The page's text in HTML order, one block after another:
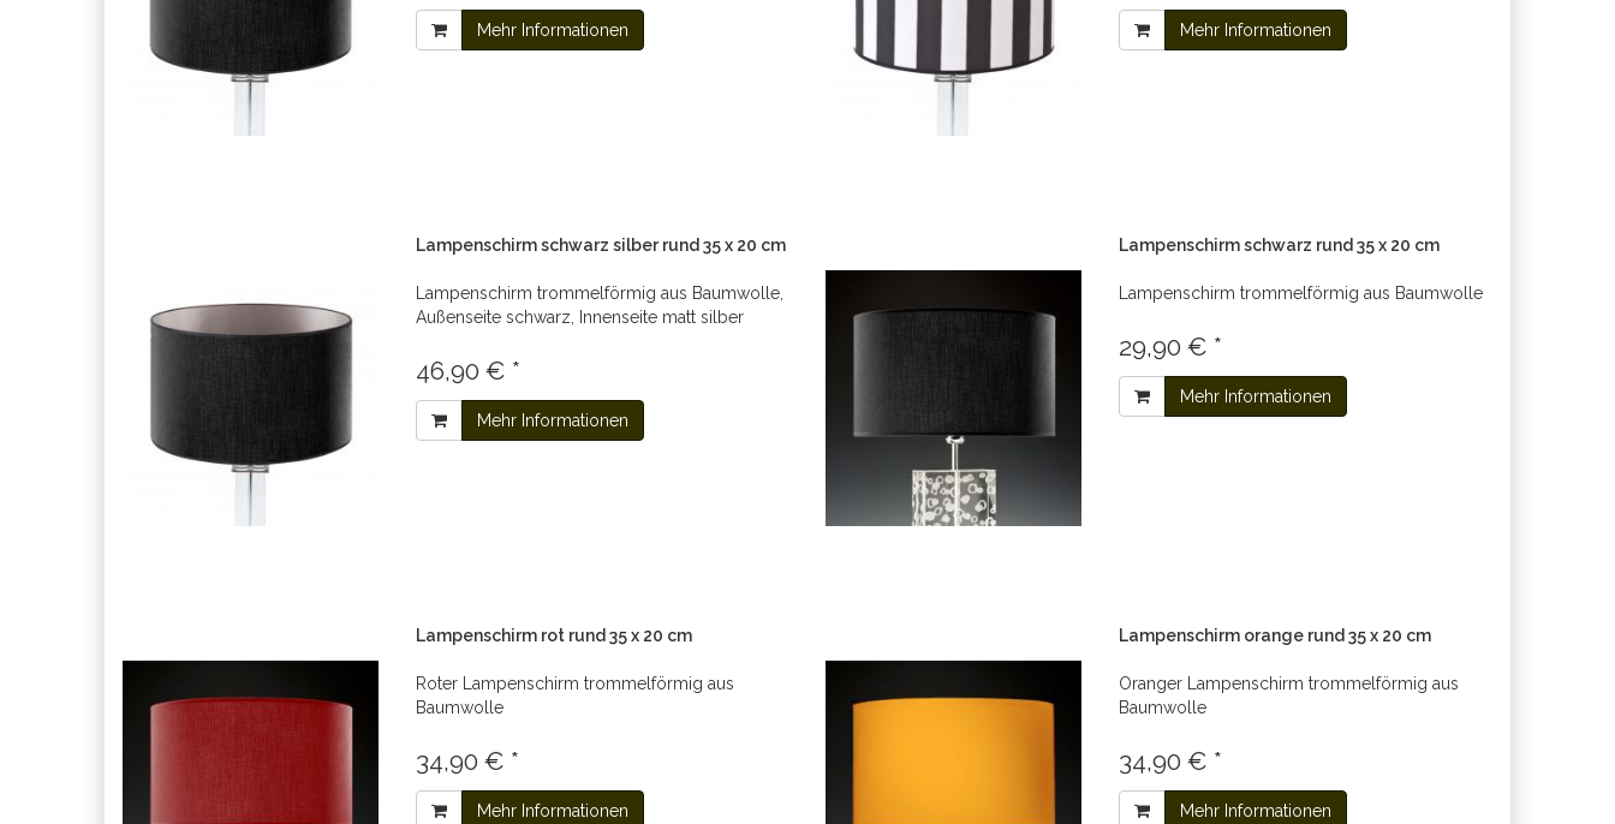
Mehr Informationen Mehr Informationen
Lampenschirm schwarz silber rund 35 x 20 cm
Lampenschirm trommelförmig aus Baumwolle,
Außenseite schwarz, Innenseite matt silber
46,90 € *
Mehr Informationen
Lampenschirm schwarz rund 35 x 20 cm
Lampenschirm trommelförmig aus Baumwolle
29,90 € *
Mehr Informationen
Lampenschirm rot rund 35 x 20 cm
Roter Lampenschirm trommelförmig aus
Baumwolle
34,90 € *
Mehr Informationen
Lampenschirm orange rund 35 x 20 cm
Oranger Lampenschirm trommelförmig aus
Baumwolle
34,90 € *
Mehr Informationen